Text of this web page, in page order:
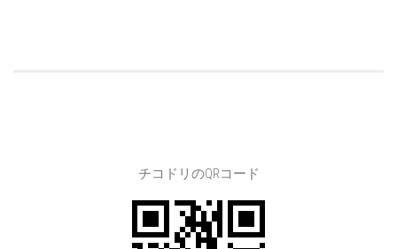
チコドリのQRコード